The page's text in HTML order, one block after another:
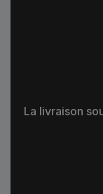
La livraison